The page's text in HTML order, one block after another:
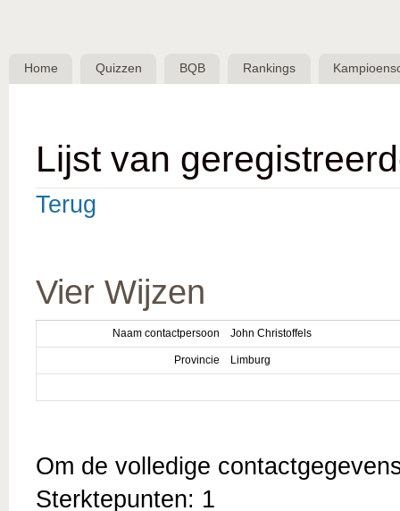
Belgische
QuizBond
Home Quizzen BQB Rankings
Lijst van
Terug
Vier Wijzen
Naam contactpersoon John Christoffels
Provincie Limburg
Om de volledige
Sterktepunten: 1